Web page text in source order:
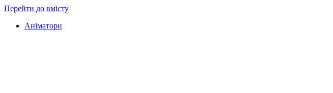
Перейти до вмісту
Аніматори